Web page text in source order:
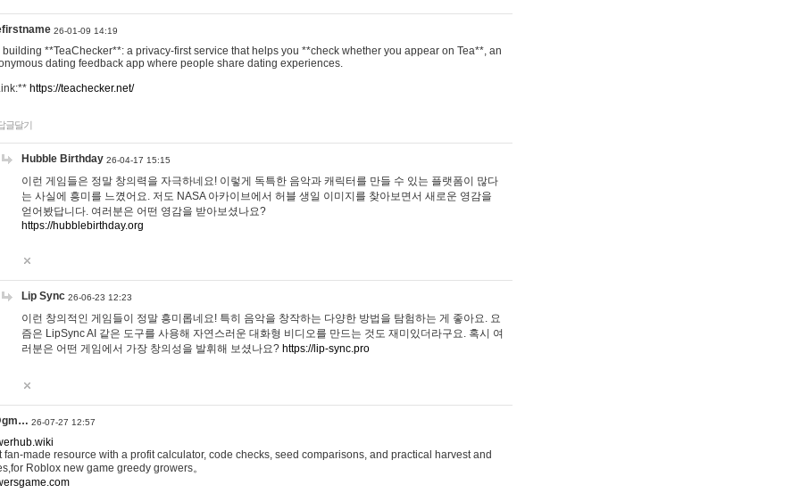
26-01-09 14:19
building **TeaChecker**: a privacy-first service that helps you **check whether you appear on Tea**, an
dating feedback app where people share dating experiences.
https://teachecker.net/
글달기
Hubble Birthday 26-04-17 15:15
이런 게임들은 정말 창의력을 자극하네요! 이렇게 독특한 음악과 캐릭터를 만들 수 있는 플랫폼이 많다
는 사실에 흥미를 느꼈어요. 저도 NASA 아카이브에서 허블 생일 이미지를 찾아보면서 새로운 영감을
얻어봤답니다. 여러분은 어떤 영감을 받아보셨나요?
https://hubblebirthday.org
Lip Sync 26-06-23 12:23
이런 창의적인 게임들이 정말 흥미롭네요! 특히 음악을 창작하는 다양한 방법을 탐험하는 게 좋아요. 요
즘은 LipSync AI 같은 도구를 사용해 자연스러운 대화형 비디오를 만드는 것도 재미있더라구요. 혹시 여
러분은 어떤 게임에서 가장 창의성을 발휘해 보셨나요? https://lip-sync.pro
26-07-27 12:57
made resource with a profit calculator, code checks, seed comparisons, and practical harvest and
Roblox new game greedy growers。